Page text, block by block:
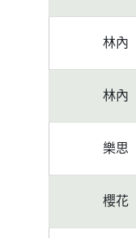
林內
林內
樂思
櫻花